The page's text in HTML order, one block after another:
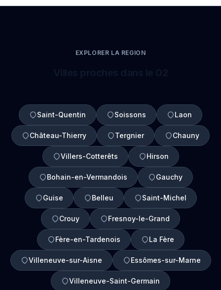
EXPLORER LA REGION
Saint-Quentin Soissons Laon
Château-Thierry Tergnier Chauny
Villers-Cotterêts Hirson
Bohain-en-Vermandois Gauchy
Guise Belleu Saint-Michel
Crouy Fresnoy-le-Grand
Fère-en-Tardenois La Fère
Villeneuve-sur-Aisne Essômes-sur-Marne
Villeneuve-Saint-Germain